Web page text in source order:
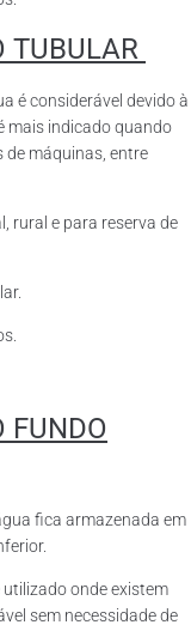
TUBULAR
é considerável devido à
mais indicado quando
de máquinas, entre
rural e para reserva de
FUNDO
fica armazenada em
onde existem
sem necessidade de